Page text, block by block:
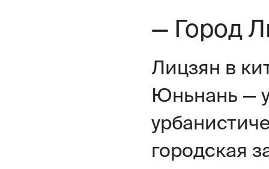
— Город
Лицзян в
Юньнань —
городская